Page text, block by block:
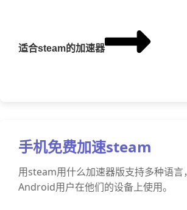
适合steam的加速器
手机免费加速steam
用steam用什么加速器版支持多种语言
Android用户在他们的设备上使用。